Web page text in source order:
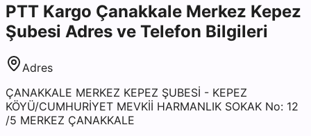
PTT Kargo Çanakkale Merkez Kepez
Şubesi Adres ve Telefon Bilgileri
Adres
ÇANAKKALE MERKEZ KEPEZ ŞUBESİ - KEPEZ
KÖYÜ/CUMHURİYET MEVKİİ HARMANLIK SOKAK No: 12
/5 MERKEZ ÇANAKKALE